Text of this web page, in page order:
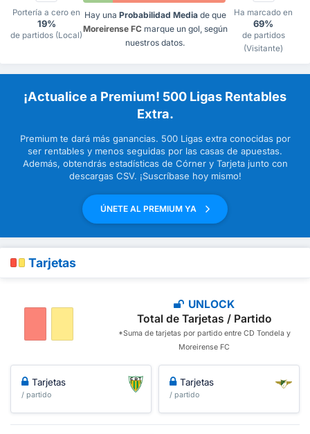
Portería a cero en
19%
de partidos (Local)
Hay una Probabilidad Mediade que
Moreirense FCmarque un gol, según
nuestros datos.
Ha marcado en
69%
de partidos
(Visitante)
¡Actualice a Premium! 500 Ligas Rentables
Extra.
Premium te dará más ganancias. 500 Ligas extra conocidas por
ser rentables y menos seguidas por las casas de apuestas.
Además, obtendrás estadísticas de Córner y Tarjeta junto con
descargas CSV. ¡Suscríbase hoy mismo!
ÚNETE AL PREMIUM YA
Tarjetas
UNLOCK
Total de Tarjetas / Partido
*Suma de tarjetas por partido entre CD Tondela y
Moreirense FC
Tarjetas
/ partido
Tarjetas
/ partido